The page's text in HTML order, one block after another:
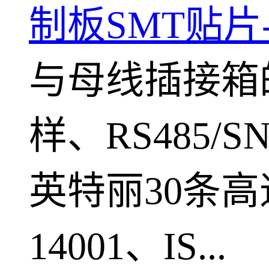
制板SMT贴
与母线插接
样、RS485/
英特丽30条
14001、IS...